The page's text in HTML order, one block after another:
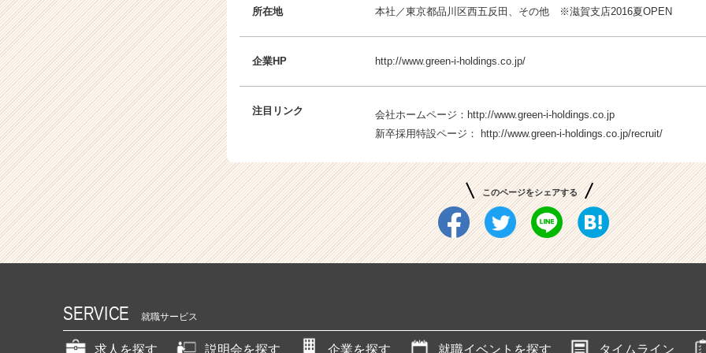
所在地 本社／東京都品川区西五反田、その他 ※滋賀支店2016夏OPEN
企業HP http://www.green-i-holdings.co.jp/
注目リンク 会社ホームページ： http://www.green-i-holdings.co.jp
新卒採用特設ページ：
http://www.green-i-holdings.co.jp/recruit/
このページをシェアする
SERVICE 就職サービス
求人を探す 説明会を探す 企業を探す 就職イベントを探す タイムライン